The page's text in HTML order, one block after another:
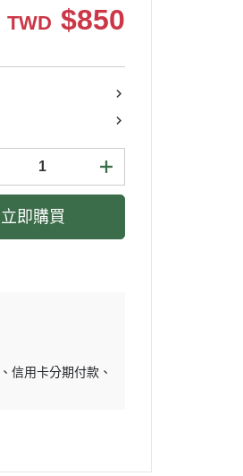
TWD $850
立即購買
信用卡分期付款